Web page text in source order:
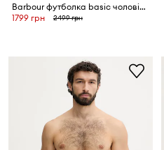
Barbour футболка basic чоловіча бавовняна ESSENTIALS
1799 грн
2499 грн